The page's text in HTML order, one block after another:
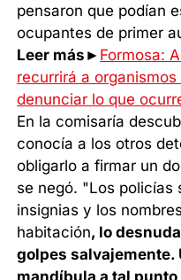
pensaron que podían
ocupantes de primer
Leer más► Formosa:
recurrirá a
denunciar lo que
En la comisaría
conocía a los otros
obligarlo a firmar un
se negó. "Los policías
insignias y los
habitación, lo
golpes salvajemente.
mandíbula a tal